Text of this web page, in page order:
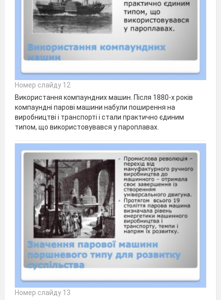
Номер слайду 12
Використання компаундних машин. Після 1880-х років
компаундні парові машини набули поширення на
виробництві і транспорті і стали практично єдиним
типом, що використовувався у пароплавах.
Номер слайду 13